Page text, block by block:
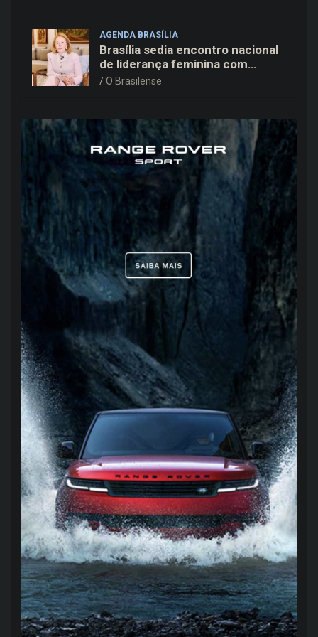
AGENDA BRASÍLIA
Brasília sedia encontro nacional
de liderança feminina com
Janete Vaz, Carla Fonseca e
O Brasilense